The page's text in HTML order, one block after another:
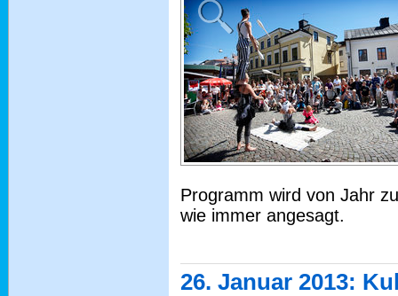
Programm wird von Jahr
wie immer angesagt.
26. Januar 2013: